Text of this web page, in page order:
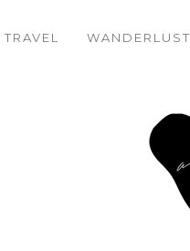
TRAVEL WANDERLUST
FACEBOOK